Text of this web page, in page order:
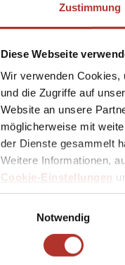
Zustimmung
Diese Webseite
Wir verwenden Cookies,
und die Zugriffe auf
Website an unsere
möglicherweise mit
der Dienste gesammelt
Weitere Informationen,
Cookie-Einstellungen
Notwendig